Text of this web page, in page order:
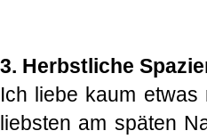
3. Herbstliche
Ich liebe kaum
liebsten am späten